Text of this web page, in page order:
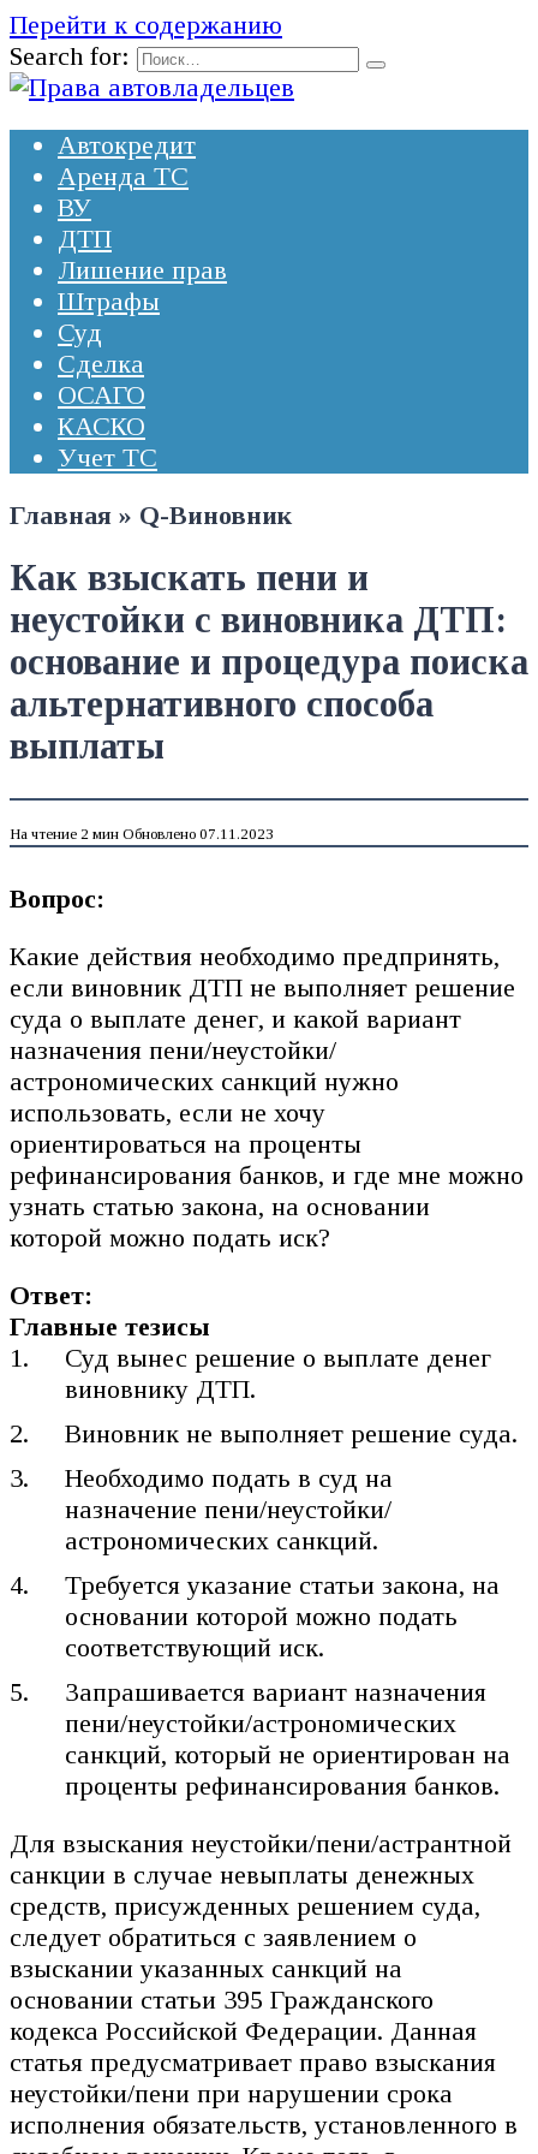
Перейти к содержанию
Search for:
Автокредит
Аренда ТС
ВУ
ДТП
Лишение прав
Штрафы
Суд
Сделка
ОСАГО
КАСКО
Учет ТС
Главная » Q-Виновник
Как взыскать пени и
неустойки с виновника ДТП:
основание и процедура поиска
альтернативного способа
выплаты
На чтение 2 мин Обновлено 07.11.2023
Вопрос:
Какие действия необходимо предпринять,
если виновник ДТП не выполняет решение
суда о выплате денег, и какой вариант
назначения пени/неустойки/
астрономических санкций нужно
использовать, если не хочу
ориентироваться на проценты
рефинансирования банков, и где мне можно
узнать статью закона, на основании
которой можно подать иск?
Ответ:
Главные тезисы
Суд вынес решение о выплате денег
виновнику ДТП.
Виновник не выполняет решение суда.
Необходимо подать в суд на
назначение пени/неустойки/
астрономических санкций.
Требуется указание статьи закона, на
основании которой можно подать
соответствующий иск.
Запрашивается вариант назначения
пени/неустойки/астрономических
санкций, который не ориентирован на
проценты рефинансирования банков.
Для взыскания неустойки/пени/астрантной
санкции в случае невыплаты денежных
средств, присужденных решением суда,
следует обратиться с заявлением о
взыскании указанных санкций на
основании статьи 395 Гражданского
кодекса Российской Федерации. Данная
статья предусматривает право взыскания
неустойки/пени при нарушении срока
исполнения обязательств, установленного в